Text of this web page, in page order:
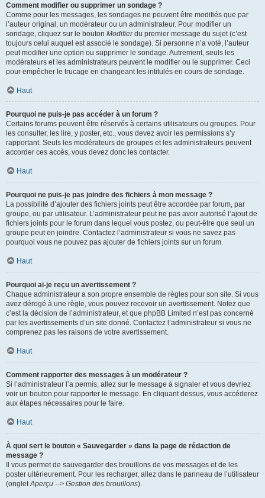
Comment modifier ou supprimer un sondage ?
Comme pour les messages, les sondages ne peuvent être modifiés que par
l’auteur original, un modérateur ou un administrateur. Pour modifier un
sondage, cliquez sur le bouton Modifierdu premier message du sujet (c’est
toujours celui auquel est associé le sondage). Si personne n’a voté, l’auteur
peut modifier une option ou supprimer le sondage. Autrement, seuls les
modérateurs et les administrateurs peuvent le modifier ou le supprimer. Ceci
pour empêcher le trucage en changeant les intitulés en cours de sondage.
Haut
Pourquoi ne puis-je pas accéder à un forum ?
Certains forums peuvent être réservés à certains utilisateurs ou groupes. Pour
les consulter, les lire, y poster, etc., vous devez avoir les permissions s’y
rapportant. Seuls les modérateurs de groupes et les administrateurs peuvent
accorder ces accès, vous devez donc les contacter.
Haut
Pourquoi ne puis-je pas joindre des fichiers à mon message ?
La possibilité d’ajouter des fichiers joints peut être accordée par forum, par
groupe, ou par utilisateur. L’administrateur peut ne pas avoir autorisé l’ajout de
fichiers joints pour le forum dans lequel vous postez, ou peut-être que seul un
groupe peut en joindre. Contactez l’administrateur si vous ne savez pas
pourquoi vous ne pouvez pas ajouter de fichiers joints sur un forum.
Haut
Pourquoi ai-je reçu un avertissement ?
Chaque administrateur a son propre ensemble de règles pour son site. Si vous
avez dérogé à une règle, vous pouvez recevoir un avertissement. Notez que
c’est la décision de l’administrateur, et que phpBB Limited n’est pas concerné
par les avertissements d’un site donné. Contactez l’administrateur si vous ne
comprenez pas les raisons de votre avertissement.
Haut
Comment rapporter des messages à un modérateur ?
Si l’administrateur l’a permis, allez sur le message à signaler et vous devriez
voir un bouton pour rapporter le message. En cliquant dessus, vous accéderez
aux étapes nécessaires pour le faire.
Haut
À quoi sert le bouton « Sauvegarder » dans la page de rédaction de
message ?
Il vous permet de sauvegarder des brouillons de vos messages et de les
poster ultérieurement. Pour les recharger, allez dans le panneau de l’utilisateur
(ongletAperçu --> Gestion des brouillons).